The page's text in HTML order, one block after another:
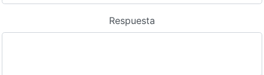
Respuesta